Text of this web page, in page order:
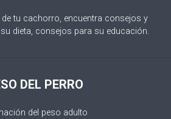
de tu cachorro, encuentra consejos y
dieta, consejos para su educación.
DEL PERRO
del peso adulto